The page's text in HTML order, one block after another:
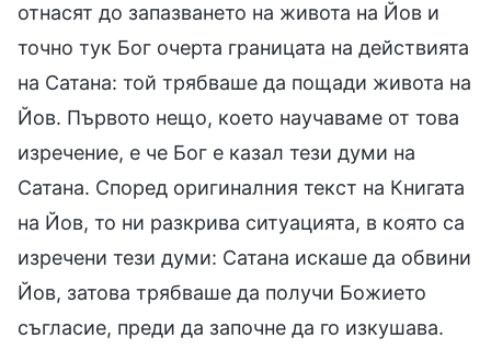
отнасят до запазването на живота на Йов и
точно тук Бог очерта границата на действията
на Сатана: той трябваше да пощади живота на
Йов. Първото нещо, което научаваме от това
изречение, е че Бог е казал тези думи на
Сатана. Според оригиналния текст на Книгата
на Йов, то ни разкрива ситуацията, в която са
изречени тези думи: Сатана искаше да обвини
Йов, затова трябваше да получи Божието
съгласие, преди да започне да го изкушава.